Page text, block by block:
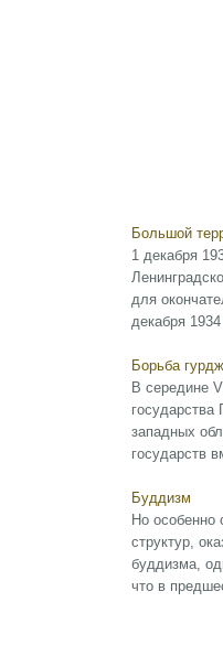
Большой
1 декабря
для
декабря
Борьба
В середине
западных
государств
Буддизм
Но особенно
структур,
буддизма,
что в